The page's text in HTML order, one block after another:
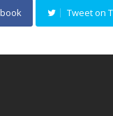
Tweet on